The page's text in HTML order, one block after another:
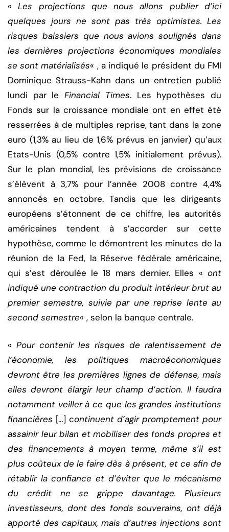
«Les projections que nous allons publier d’ici
quelques jours ne sont pas très optimistes. Les
risques baissiers que nous avions soulignés dans
les dernières projections économiques mondiales
se sont matérialisés« , a indiqué le président du FMI
Dominique Strauss-Kahn dans un entretien publié
lundi par leFinancial Times. Les hypothèses du
Fonds sur la croissance mondiale ont en effet été
resserrées à de multiples reprise, tant dans la zone
euro (1,3% au lieu de 1,6% prévus en janvier) qu’aux
Etats-Unis (0,5% contre 1,5% initialement prévus).
Sur le plan mondial, les prévisions de croissance
s’élèvent à 3,7% pour l’année 2008 contre 4,4%
annoncés en octobre. Tandis que les dirigeants
européens s’étonnent de ce chiffre, les autorités
américaines tendent à s’accorder sur cette
hypothèse, comme le démontrent les minutes de la
réunion de la Fed, la Réserve fédérale américaine,
qui s’est déroulée le 18 mars dernier. Elles « ont
indiqué une contraction du produit intérieur brut au
premier semestre, suivie par une reprise lente au
second semestre« , selon la banque centrale.
« Pour contenir les risques de ralentissement de
l’économie, les politiques macroéconomiques
devront être les premières lignes de défense, mais
elles devront élargir leur champ d’action. Il faudra
notamment veiller à ce que les grandes institutions
financières […] continuent d’agir promptement pour
assainir leur bilan et mobiliser des fonds propres et
des financements à moyen terme, même s’il est
plus coûteux de le faire dès à présent, et ce afin de
rétablir la confiance et d’éviter que le mécanisme
du crédit ne se grippe davantage. Plusieurs
investisseurs, dont des fonds souverains, ont déjà
apporté des capitaux, mais d’autres injections sont